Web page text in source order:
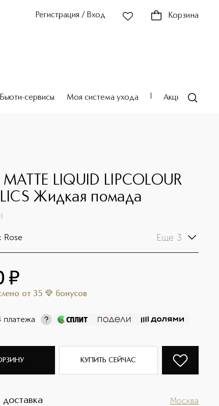
Регистрация / Вход Корзина
Бьюти-сервисы Моя система ухода Акции
MATTE LIQUID LIPCOLOUR
Жидкая помада
)
Rose Еще 3
¤
от 35 бонусов
платежа
КУПИТЬ СЕЙЧАС
Москва